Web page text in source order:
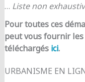
… Liste non
Pour toutes ces
peut vous fournir
téléchargés ici.
URBANISME EN